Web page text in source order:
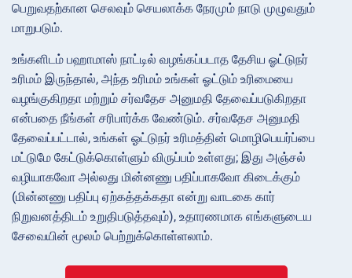
பெறுவதற்கான செலவும் செயலாக்க நேரமும் நாடு முழுவதும்
மாறுபடும்.
உங்களிடம் பஹாமாஸ் நாட்டில் வழங்கப்படாத தேசிய ஓட்டுநர்
உரிமம் இருந்தால், அந்த உரிமம் உங்கள் ஓட்டும் உரிமையை
வழங்குகிறதா மற்றும் சர்வதேச அனுமதி தேவைப்படுகிறதா
என்பதை நீங்கள் சரிபார்க்க வேண்டும். சர்வதேச அனுமதி
தேவைப்பட்டால், உங்கள் ஓட்டுநர் உரிமத்தின் மொழிபெயர்ப்பை
மட்டுமே கேட்டுக்கொள்ளும் விருப்பம் உள்ளது; இது அஞ்சல்
வழியாகவோ அல்லது மின்னணு பதிப்பாகவோ கிடைக்கும்
(மின்னணு பதிப்பு ஏற்கத்தக்கதா என்று வாடகை கார்
நிறுவனத்திடம் உறுதிபடுத்தவும்), உதாரணமாக எங்களுடைய
சேவையின் மூலம் பெற்றுக்கொள்ளலாம்.